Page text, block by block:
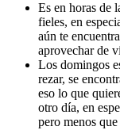
Es en horas de
fieles, en
aún te
aprovechar de
Los domingos
rezar, se
eso lo que
otro día, en
pero menos